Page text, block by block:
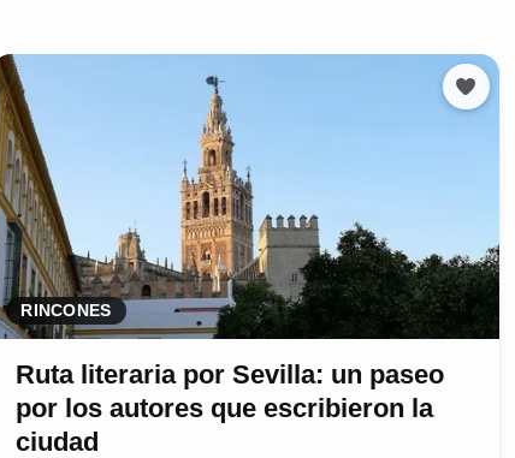
RINCONES
Ruta literaria por Sevilla: un paseo
por los autores que escribieron la
ciudad